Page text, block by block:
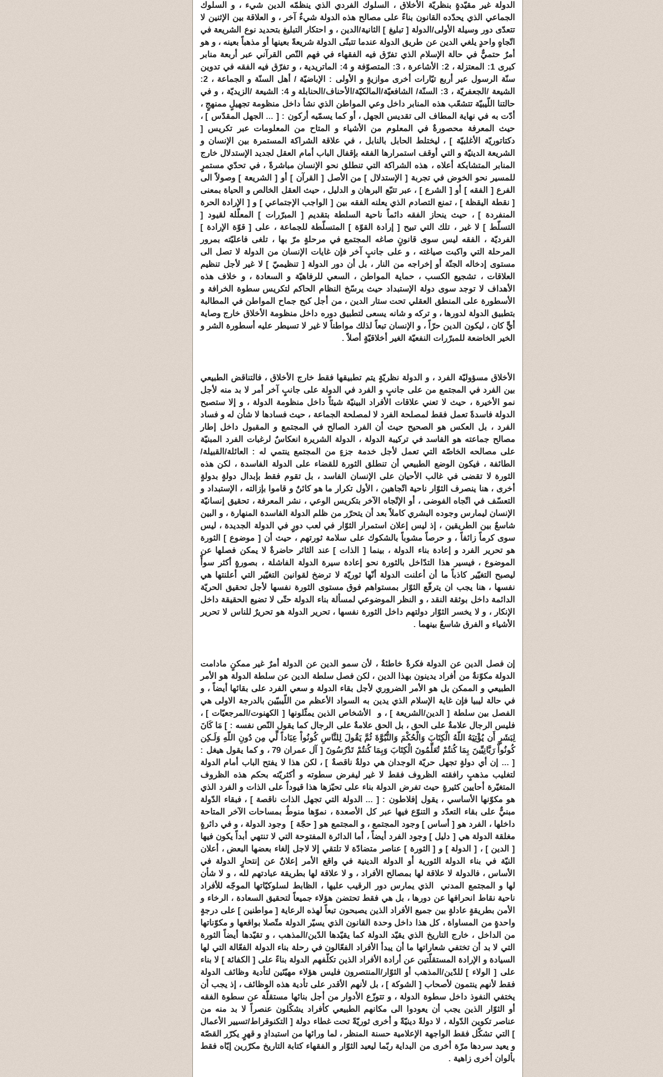
الدولة غير مقيّدةٍ بنظريّة الأخلاق ، السلوك الفردي الذي ينظمّه الدين شيء ، و السلوك
الجماعي الذي يحدّده القانون بناءً على مصالح هذه الدولة شيءٌ آخر ، و العلاقة بين الإثنين لا
تتعدّى دور وسيلة الأولى/الدولة [تبليغ ] الثانية/الدين ، و احتكار التبليغ بتحديد نوع الشريعة في
اتّجاهٍ واحدٍ يلغي الدين عن طريق الدولة عندما تتبنّى الدولة شريعةً بعينها أو مذهباً بعينه ، و هو
أمرٌ حتميٌّ في حالة الإسلام الذي تفرّق فيه الفقهاء في فهم النّص القرآني عبر أربعة منابر
كبرى 1:
المعتزلة ، 2: الأشاعرة ، 3: المتصوّفة و 4: الماتريدية ، و تفرّق فيه الفقه في تدوين
سنّة الرسول عبر أربع تيّارات أخرى موازيةٍ و الأولى :
الإباضيّة
/ أهل السنّة و الجماعة ، 2:
الشيعة /الجعفريّة ، 3: السنّة/ الشافعيّة/المالكيّة/الأحناف/الحنابلة و 4: الشيعة / الزيديّة ، و في
حالتنا اللّيبيّة تتشعّب هذه المنابر داخل وعي المواطن الذي نشأ داخل منظومة تجهيلٍ ممنهجٍ ،
أدّت به في نهاية المطاف الى تقديس الجهل ، أو كما يسمّيه أركون : [ ... الجهل المقدّس ] ،
حيث المعرفة محصورةٌ في المعلوم من الأشياء و المتاح من المعلومات عبر تكريس [
دكتاتوريّة الأغلبيّة ] ، ليختلط الحابل بالنابل ، في علاقة الشراكة المستمرة بين الإنسان و
الشريعة الدينيّة و التي أوقف استمرارها الفقه بإقفال الباب أمام العقل لجديد الإستدلال خارج
المنابر المتشابكة أعلاه ، هذه الشراكة التي تنطلق نحو الإنسان مباشرةً ، في تحدّي مستمرٍ
للمسير نحو الخوض في تجربة [
الإستدلال ] من الأصل [ القرآن ] أو [ الشريعة ] وصولاً الى
الفرع [ الفقه ] أو [ الشرع ] ، عبر تتبّع البرهان و الدليل ، حيث العقل الخالص و الحياة بمعنى
[ نقطة اليقظة ] ، تمنع التصادم الذي يعلنه الفقه بين [ الواجب الإجتماعي ] و [
الإرادة الحرة
المنفردة ] ، حيث ينحاز الفقه دائماً ناحية السلطة بتقديم [ المبرّرات ] المعلّلة لقيود [
التسلّط ] لا غير ، تلك التي تبيح [ إرادة القوّة ] المتسلّطة للجماعة ، على [ قوّة الإرادة ]
الفرديّة ، الفقه ليس سوى قانونٍ صاغه المجتمع في مرحلةٍ مرّ بها ، تلغى فاعليّته بمرور
المرحلة التي واكبت صياغته ، و على جانبٍ آخر فإن غايات الإنسان من الدولة لا تصل الى
مستوى إدخاله الجنّة أو إخراجه من النار ، بل أن دور الدولة [ تنظيميّ ] لا غير لأجل تنظيم
العلاقات ، تشجيع الكسب ، حماية المواطن ، السعي للرفاهيّة و السعادة ، و خلاف هذه
الأهداف لا توجد سوى دولة الإستبداد حيث يرسّخ النظام الحاكم لتكريس سطوة الخرافة و
الأسطورة على المنطق العقلي تحت ستار الدين ، من أجل كبح جماح المواطن في المطالبة
بتطبيق الدولة لدورها ، و تركه و شانه يسعى لتطبيق دوره داخل منظومة الأخلاق خارج وصاية
أيٍّ كان ، ليكون الدين حرّاً ، و الإنسان تبعاً لذلك مواطناً لا غير لا تسيطر عليه أسطورة الشر و
الخير الخاضعة للمبرّرات النفعيّة الغير أخلاقيّةٍ أصلاً .
الأخلاق مسؤوليّة الفرد ، و الدولة نظريّةٍ يتم تطبيقها فقط خارج الأخلاق ، فالتناقض الطبيعي
بين الفرد في المجتمع من على جانبٍ و الفرد في الدولة على جانبٍ آخر أمر لا بد منه لأجل
نمو الأخيرة ، حيث لا تعني علاقات الأفراد البينيّة شيئاً داخل منظومة الدولة ، و إلا ستصبح
الدولة فاسدةً تعمل فقط لمصلحة الفرد لا لمصلحة الجماعة ، حيث فسادها لا شأن له و فساد
الفرد ، بل العكس هو الصحيح حيث أن الفرد الصالح في المجتمع و المقبول داخل إطار
مصالح جماعته هو الفاسد في تركيبة الدولة ، الدولة الشريرة انعكاسٌ لرغبات الفرد المبنيّة
على مصالحه الخاصّة التي تعمل لأجل خدمة جزءٍ من المجتمع ينتمي له : العائلة/القبيلة/
الطائفة ، فيكون الوضع الطبيعي أن تنطلق الثورة للقضاء على الدولة الفاسدة ، لكن هذه
الثورة لا تقضى في غالب الأحيان على الإنسان الفاسد ، بل تقوم فقط بإبدال دولةٍ بدولةٍ
أخرى ، هنا ينصرف الثوّار ناحية اتّجاهين ، الأول تكرار ما هو كائنٌ و قاموا بإزالته ، الإستبداد و
التعسّف في اتّجاه الفوضى ، أو الإتّجاه الآخر بتكريس الوعي ، نشر المعرفة ، تحقيق إنسانيّة
الإنسان ليمارس وجوده البشري كاملاً بعد أن يتحرّر من ظلم الدولة الفاسدة المنهارة ، و البين
شاسعٌ بين الطريقين ، إذ ليس إعلان استمرار الثوّار في لعب دورٍ في الدولة الجديدة ، ليس
سوى كرماً زائفاً ، و حرصاً مشوباً بالشكوك على سلامة ثورتهم ، حيث أن [ موضوع ] الثورة
هو تحرير الفرد و إعادة بناء الدولة ، بينما [
الذات ] عند الثائر حاضرةٌ لا يمكن فصلها عن
الموضوع ، فيسير هذا التدّاخل بالثورة نحو إعادة سيرة الدولة الفاشلة ، بصورةٍ أكثر سوأً
ليصبح التغيّير كاذباً ما أن أعلنت الدولة أنّها ثوريّة لا ترضخ لقوانين التغيّير التي أعلنتها هي
نفسها ، هنا يجب ان يترفّع الثوّار بمستواهم فوق مستوى الثورة نفسها لأجل تحقيق الحريّة
الدائمة داخل بوثقة النقد ، و النظر الموضوعي لمسألة بناء الدولة حتّى لا تضيع الحقيقة داخل
الإنكار ، و لا يخسر الثوّار دولتهم داخل الثورة نفسها ، تحرير الدولة هو تحريرٌ للناس لا تحرير
الأشياء و الفرق شاسعٌ بينهما .
إن فصل الدين عن الدولة فكرةٌ خاطئةٌ ، لأن سمو الدين عن الدولة أمرٌ غير ممكنٍ مادامت
الدولة مكوّنةٌ من أفراد يدينون بهذا الدين ، لكن فصل سلطة الدين عن سلطة الدولة هو الأمر
الطبيعي و الممكن بل هو الأمر الضروري لأجل بقاء الدولة و سعي الفرد على بقائها أيضاً ، و
في حالة ليبيا فإن غاية الإسلام الذي يدين به السواد الأعظم من اللّيبيّين بالدرجة الاولى هي
الفصل بين سلطة [ الدين/الشريعة ] ، و الأشخاص الذين يمثّلونها [ الكهنوت/المرجعيّات ] ،
فليس الرجال علامةٌ على الحق ، بل الحق علامةٌ على الرجال كما يقول النّص نفسه : ] مَا كَانَ
لِبَشَرٍ أَن يُؤْتِيَهُ اللّهُ الْكِتَابَ وَالْحُكْمَ وَالنُّبُوَّةَ ثُمَّ يَقُولَ لِلنَّاسِ كُونُواْ عِبَاداً لِّي مِن دُونِ اللّهِ وَلَـكِن
كُونُواْ رَبَّانِيِّينَ بِمَا كُنتُمْ تُعَلِّمُونَ الْكِتَابَ وَبِمَا كُنتُمْ تَدْرُسُونَ [ آل عمران 79 ، و كما يقول
هيغل :
[ ... إن أي دولةٍ تجهل حريّة الوجدان هي دولةٌ ناقصةٌ ] ، لكن هذا لا يفتح الباب أمام الدولة
لتغليب مذهبٍ رافقته الظروف فقط لا غير ليفرض سطوته و أكثريّته بحكم هذه الظروف
المتغيّرة أحايين كثيرةٍ حيث تفرض الدولة بناء على تحيّزها هذا قيوداً على الذات و الفرد الذي
هو مكوّنها الأساسي ، يقول إفلاطون : [ ... الدولة التي تجهل الذات ناقصة] ، فبقاء الدّولة
مبنيٌّ على بقاء التعدّد و التنوّع فيها عبر كل الأصعدة ، نموّها منوطٌ بمساحات الآخر المتاحة
داخلها ، الفرد هو [ أساس ] وجود المجتمع ، و المجتمع هو [ حجّة ] وجود الدولة ، و في دائرةٍ
مغلقة الدولة هي [ دليل ] وجود الفرد أيضاً ، أما الدائرة المفتوحة التي لا تنتهي أبداً يكون فيها
[ الدين ] ، [ الدولة ] و [ الثورة ] عناصر متضادّة لا تلتقي إلا لاجل إلغاء بعضها البعض ، أعلان
النيّة في بناء الدولة الثورية أو الدولة الدينية في واقع الأمر إعلانٌ عن إنتحارٍ الدولة في
الأساس ، فالدولة لا علاقة لها بمصالح الأفراد ، و لا علاقة لها بطريقة عبادتهم لله ، و لا شأن
لها و المجتمع المدني الذي يمارس دور الرقيب عليها ، الظابط لسلوكيّاتها الموجّه للأفراد
ناحية نقاط انحرافها عن دورها ، بل هي فقط تحتضن هؤلاء جميعاً لتحقيق السعادة ، الرخاء و
الأمن بطريقةٍ عادلةٍ بين جميع الأفراد الذين يصبحون تبعاً لهذه الرعاية [ مواطنين ] على درجةٍ
واحدةٍ من المساواة ، كل هذا داخل وحدة القانون الذي يسيّر الدولة متّصلا بواقعها و مكوّناتها
من الداخل ، خارج التاريخ الذي يقيّد الدولة كما يقيّدها الدّين/المذهب ، و تقيّدها أيضاً الثورة
التي لا بد أن تختفي شعاراتها ما أن يبدأ الأفراد الفعّالون في رحلة بناء الدولة الفعّالة التي لها
السيادة و الإرادة المستقلّتين عن أرادة الأفراد الذين تكلّفهم الدولة بناءً على [ الكفائة ] لا بناء
على [
الولاء ] للدّين/المذهب أو الثوّار/المنتصرون فليس هؤلاء مهيّئين لتأدية وظائف الدولة
فقط لأنهم ينتمون لأصحاب [ الشوكة ] ، بل لأنهم الأقدر على تأدية هذه الوظائف ، إذ يجب أن
يختفي النفوذ داخل سطوة الدولة ، و تتوزّع الأدوار من أجل بنائها مستقلّة عن سطوة الفقه
أو الثوّار الذين يجب أن يعودوا الى مكانهم الطبيعي كأفراد يشكّلون عنصراً لا بد منه من
عناصر تكوين الدّولة ، لا دولةً دينيّةً و أخرى ثوريّةً تحت غطاء دولة [ التكنوقراط/تسيير الأعمال
] التي تشكّل فقط الواجهة الإعلامية حسنة المنظر ، لما ورائها من استبدادٍ و قهرٍ يكرّر القصّة
و يعيد سردها مرّة أخرى من البداية ربّما ليعيد الثوّار و الفقهاء كتابة التاريخ مكرّرين إيّاه فقط
بألوان أخرى زاهية .